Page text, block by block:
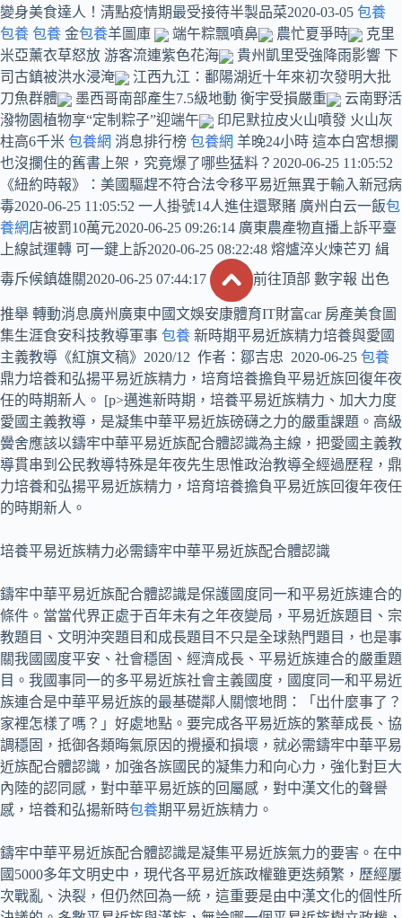
變身美食達人！清點疫情期最受接待半製品菜2020-03-05 包養
包養 包養 金包養羊圖庫 端午粽飄噴鼻 農忙夏爭時
克里
米亞薰衣草怒放 游客流連紫色花海
貴州凱里受強降雨影響 下
司古鎮被洪水浸淹
江西九江：鄱陽湖近十年來初次發明大批
刀魚群體
墨西哥南部產生7.5級地動 衡宇受損嚴重
云南野活
潑物園植物享“定制粽子”迎端午
印尼默拉皮火山噴發 火山灰
柱高6千米 包養網 消息排行榜 包養網 羊晚24小時 這本白宮想攔
也沒攔住的舊書上架，究竟爆了哪些猛料？2020-06-25 11:05:52
《紐約時報》：美國驅趕不符合法令移平易近無異于輸入新冠病
毒2020-06-25 11:05:52 一人掛號14人進住還聚賭 廣州白云一飯包
養網店被罰10萬元2020-06-25 09:26:14 廣東農產物直播上訴平臺
上線試運轉 可一鍵上訴2020-06-25 08:22:48 熔爐淬火煉芒刃 緝
毒斥候鎮雄關2020-06-25 07:44:17
前往頂部 數字報 出色
推舉 轉動消息廣州廣東中國文娛安康體育IT財富car 房產美食圖
集生涯食安科技教導軍事 包養 新時期平易近族精力培養與愛國
主義教導《紅旗文稿》2020/12 作者：鄒吉忠 2020-06-25 包養
鼎力培養和弘揚平易近族精力，培育培養擔負平易近族回復年夜
任的時期新人。 [p>邁進新時期，培養平易近族精力、加大力度
愛國主義教導，是凝集中華平易近族磅礴之力的嚴重課題。高級
黌舍應該以鑄牢中華平易近族配合體認識為主線，把愛國主義教
導貫串到公民教導特殊是年夜先生思惟政治教導全經過歷程，鼎
力培養和弘揚平易近族精力，培育培養擔負平易近族回復年夜任
的時期新人。
培養平易近族精力必需鑄牢中華平易近族配合體認識
鑄牢中華平易近族配合體認識是保護國度同一和平易近族連合的
條件。當當代界正處于百年未有之年夜變局，平易近族題目、宗
教題目、文明沖突題目和成長題目不只是全球熱門題目，也是事
關我國國度平安、社會穩固、經濟成長、平易近族連合的嚴重題
目。我國事同一的多平易近族社會主義國度，國度同一和平易近
族連合是中華平易近族的最基礎鄰人關懷地問：「出什麼事了？
家裡怎樣了嗎？」好處地點。要完成各平易近族的繁華成長、協
調穩固，抵御各類晦氣原因的攪擾和損壞，就必需鑄牢中華平易
近族配合體認識，加強各族國民的凝集力和向心力，強化對巨大
內陸的認同感，對中華平易近族的回屬感，對中漢文化的聲譽
感，培養和弘揚新時包養期平易近族精力。
鑄牢中華平易近族配合體認識是凝集平易近族氣力的要害。在中
國5000多年文明史中，現代各平易近族政權雖更迭頻繁，歷經屢
次戰亂、決裂，但仍然回為一統，這重要是由中漢文化的個性所